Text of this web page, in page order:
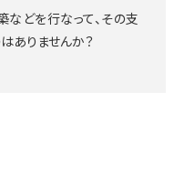
などを行なって、その支
ありませんか？